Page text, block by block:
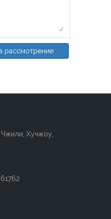
рассмотрение
Чжили, Хучжоу,